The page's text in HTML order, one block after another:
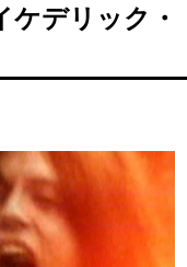
ケデリック・